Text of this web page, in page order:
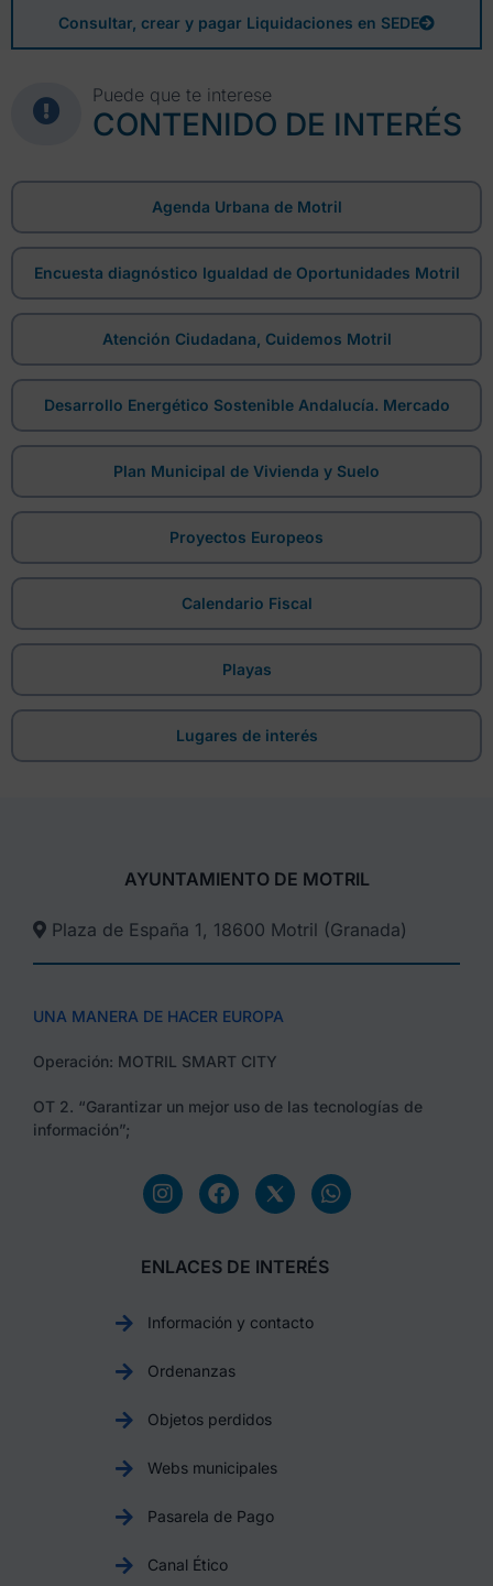
Consultar, crear y pagar Liquidaciones en SEDE
Puede que te interese
CONTENIDO DE INTERÉS
Agenda Urbana de Motril
Encuesta diagnóstico Igualdad de Oportunidades Motril
Atención Ciudadana, Cuidemos Motril
Desarrollo Energético Sostenible Andalucía. Mercado
Plan Municipal de Vivienda y Suelo
Proyectos Europeos
Calendario Fiscal
Playas
Lugares de interés
AYUNTAMIENTO DE MOTRIL
Plaza de España 1, 18600 Motril (Granada)​
UNA MANERA DE HACER EUROPA
Operación: MOTRIL SMART CITY
OT 2. “Garantizar un mejor uso de las tecnologías de
información”;
ENLACES DE INTERÉS
Información y contacto
Ordenanzas
Objetos perdidos
Webs municipales
Pasarela de Pago
Canal Ético